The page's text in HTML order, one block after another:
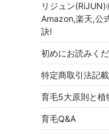
リジュン(RiJUN)
Amazon,楽天,公
訣!
初めにお読みく
特定商取引法記
育毛5大原則と植
育毛Q&A